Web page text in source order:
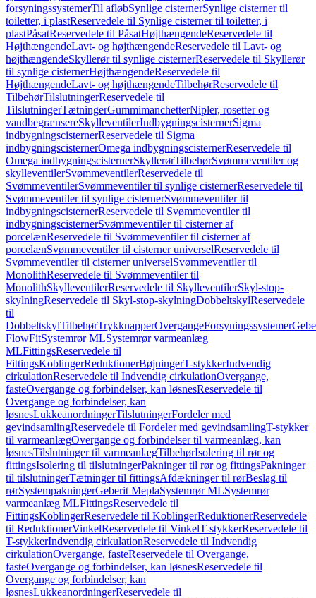
forsyningssystemerTil afløbSynlige cisternerSynlige cisterner til
toiletter, i plastReservedele til Synlige cisterner til toiletter, i
plastPåsatReservedele til PåsatHøjthængendeReservedele til
HøjthængendeLavt- og højthængendeReservedele til Lavt- og
højthængendeSkyllerør til synlige cisternerReservedele til Skyllerør
til synlige cisternerHøjthængendeReservedele til
HøjthængendeLavt- og højthængendeTilbehørReservedele til
TilbehørTilslutningerReservedele til
TilslutningerTætningerGummimanchetterNipler, rosetter og
vandbegrænsereSkylleventilerIndbygningscisternerSigma
indbygningscisternerReservedele til Sigma
indbygningscisternerOmega indbygningscisternerReservedele til
Omega indbygningscisternerSkyllerørTilbehørSvømmeventiler og
skylleventilerSvømmeventilerReservedele til
SvømmeventilerSvømmeventiler til synlige cisternerReservedele til
Svømmeventiler til synlige cisternerSvømmeventiler til
indbygningscisternerReservedele til Svømmeventiler til
indbygningscisternerSvømmeventiler til cisterner af
porcelænReservedele til Svømmeventiler til cisterner af
porcelænSvømmeventiler til cisterner universelReservedele til
Svømmeventiler til cisterner universelSvømmeventiler til
MonolithReservedele til Svømmeventiler til
MonolithSkylleventilerReservedele til SkylleventilerSkyl-stop-
skylningReservedele til Skyl-stop-skylningDobbeltskylReservedele
til
DobbeltskylTilbehørTrykknapperOvergangeForsyningssystemer
FlowFitSystemrør MLSystemrør varmeanlæg
MLFittingsReservedele til
FittingsKoblingerReduktionerBøjningerT-stykkerIndvendig
cirkulationReservedele til Indvendig cirkulationOvergange,
fasteOvergange og forbindelser, kan løsnesReservedele til
Overgange og forbindelser, kan
løsnesLukkeanordningerTilslutningerFordeler med
gevindsamlingReservedele til Fordeler med gevindsamlingT-stykker
til varmeanlægOvergange og forbindelser til varmeanlæg, kan
løsnesTilslutninger til varmeanlægTilbehørIsolering til rør og
fittingsIsolering til tilslutningerPakninger til rør og fittingsPakninger
til tilslutningerTætninger til fittingsAfdækninger til rørBeslag til
rørSystempakningerGeberit MeplaSystemrør MLSystemrør
varmeanlæg MLFittingsReservedele til
FittingsKoblingerReservedele til KoblingerReduktionerReservedele
til ReduktionerVinkelReservedele til VinkelT-stykkerReservedele til
T-stykkerIndvendig cirkulationReservedele til Indvendig
cirkulationOvergange, fasteReservedele til Overgange,
fasteOvergange og forbindelser, kan løsnesReservedele til
Overgange og forbindelser, kan
løsnesLukkeanordningerReservedele til